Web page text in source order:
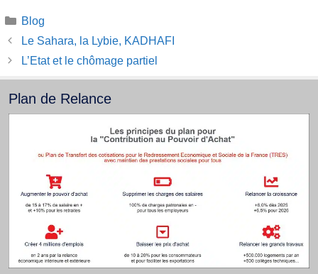
Catégories
Blog
Le Sahara, la Lybie, KADHAFI
L’Etat et le chômage partiel
Plan de Relance